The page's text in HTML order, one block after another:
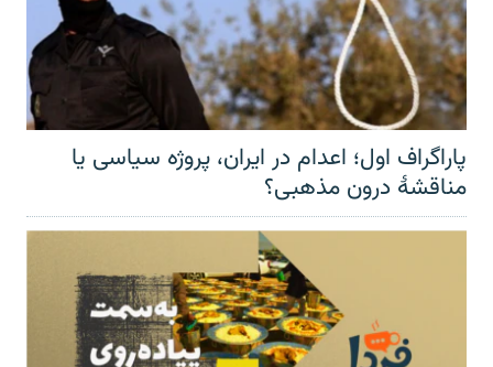
پاراگراف اول؛ اعدام در ایران، پروژه سیاسی یا
مناقشهٔ درون مذهبی؟